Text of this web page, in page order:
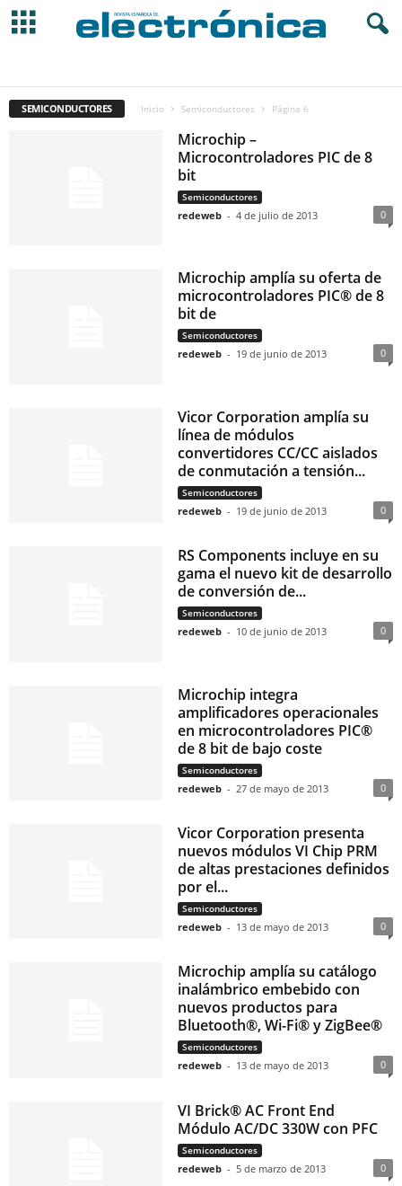
TELECOMUNICACIONES
SEMICONDUCTORES Inicio Semiconductores Página 6
Microchip –
Microcontroladores PIC de 8
bit
Semiconductores
redeweb - 4 de julio de 2013 0
Microchip amplía su oferta de
microcontroladores PIC® de 8
bit de
Semiconductores
redeweb - 19 de junio de 2013 0
Vicor Corporation amplía su
línea de módulos
convertidores CC/CC aislados
de conmutación a tensión...
Semiconductores
redeweb - 19 de junio de 2013 0
RS Components incluye en su
gama el nuevo kit de desarrollo
de conversión de...
Semiconductores
redeweb - 10 de junio de 2013 0
Microchip integra
amplificadores operacionales
en microcontroladores PIC®
de 8 bit de bajo coste
Semiconductores
redeweb - 27 de mayo de 2013 0
Vicor Corporation presenta
nuevos módulos VI Chip PRM
de altas prestaciones definidos
por el...
Semiconductores
redeweb - 13 de mayo de 2013 0
Microchip amplía su catálogo
inalámbrico embebido con
nuevos productos para
Bluetooth®, Wi-Fi® y ZigBee®
Semiconductores
redeweb - 13 de mayo de 2013 0
VI Brick® AC Front End 
Módulo AC/DC 330W con PFC
Semiconductores
redeweb - 5 de marzo de 2013 0